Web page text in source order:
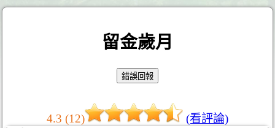
留金歲月
4.3 (12)
(看評論)